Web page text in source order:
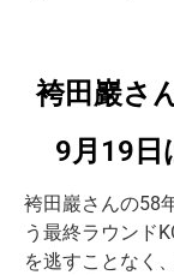
袴田巖さ
9月19日
袴田巖さんの58
う最終ラ ウンド
を逃すことなく、